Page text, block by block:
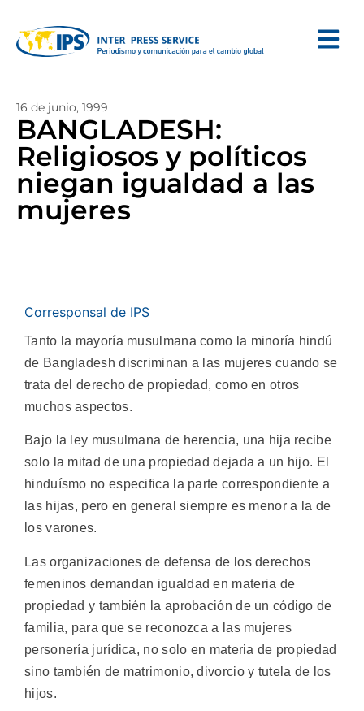
16 de junio, 1999
BANGLADESH:
Religiosos y políticos
niegan igualdad a las
mujeres
Corresponsal de IPS
Tanto la mayoría musulmana como la minoría hindú
de Bangladesh discriminan a las mujeres cuando se
trata del derecho de propiedad, como en otros
muchos aspectos.
Bajo la ley musulmana de herencia, una hija recibe
solo la mitad de una propiedad dejada a un hijo. El
hinduísmo no especifica la parte correspondiente a
las hijas, pero en general siempre es menor a la de
los varones.
Las organizaciones de defensa de los derechos
femeninos demandan igualdad en materia de
propiedad y también la aprobación de un código de
familia, para que se reconozca a las mujeres
personería jurídica, no solo en materia de propiedad
sino también de matrimonio, divorcio y tutela de los
hijos.